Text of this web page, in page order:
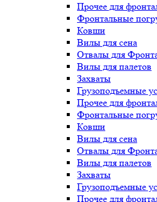
Прочее для
Фронтальные
Ковши
Вилы для сена
Отвалы для
Вилы для палетов
Захваты
Грузоподъемные
Прочее для
Фронтальные
Ковши
Вилы для сена
Отвалы для
Вилы для палетов
Захваты
Грузоподъемные
Прочее для